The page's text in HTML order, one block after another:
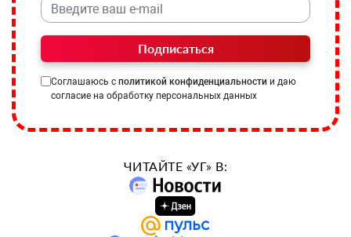
Подписаться
Соглашаюсь с политикой конфиденциальности и даю
согласие на обработку персональных данных
ЧИТАЙТЕ «УГ» В: